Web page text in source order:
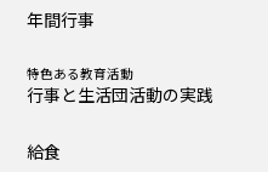
年間行事
特色ある教育活動
行事と生活団活動の実践
給食